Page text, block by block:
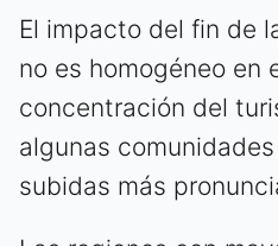
El impacto del fin de
no es homogéneo en
concentración del
algunas
subidas más